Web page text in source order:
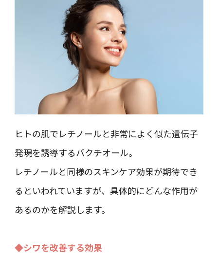
ヒトの肌でレチノールと非常によく似た遺伝子
発現を誘導するバクチオール。
レチノールと同様のスキンケア効果が期待でき
るといわれていますが、具体的にどんな作用が
あるのかを解説します。
◆シワを改善する効果